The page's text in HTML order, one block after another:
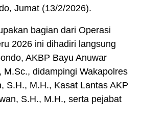
Jumat (13/2/2026).
bagian dari Operasi
2026 ini dihadiri langsung
AKBP Bayu Anuwar
M.Sc., didampingi Wakapolres
S.H., M.H., Kasat Lantas AKP
S.H., M.H., serta pejabat